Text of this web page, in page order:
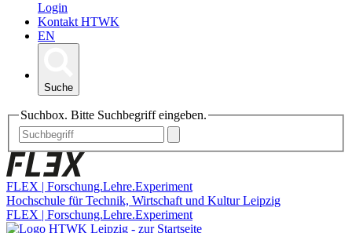
Login
Kontakt HTWK
EN
Suche
Suchbox. Bitte Suchbegriff eingeben.
FLEX | Forschung.Lehre.Experiment
Hochschule für Technik, Wirtschaft und Kultur Leipzig
FLEX | Forschung.Lehre.Experiment